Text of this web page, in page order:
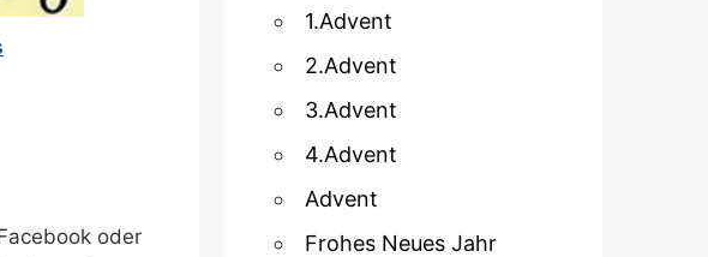
oder
1.Advent
2.Advent
3.Advent
4.Advent
Advent
Frohes Neues Jahr